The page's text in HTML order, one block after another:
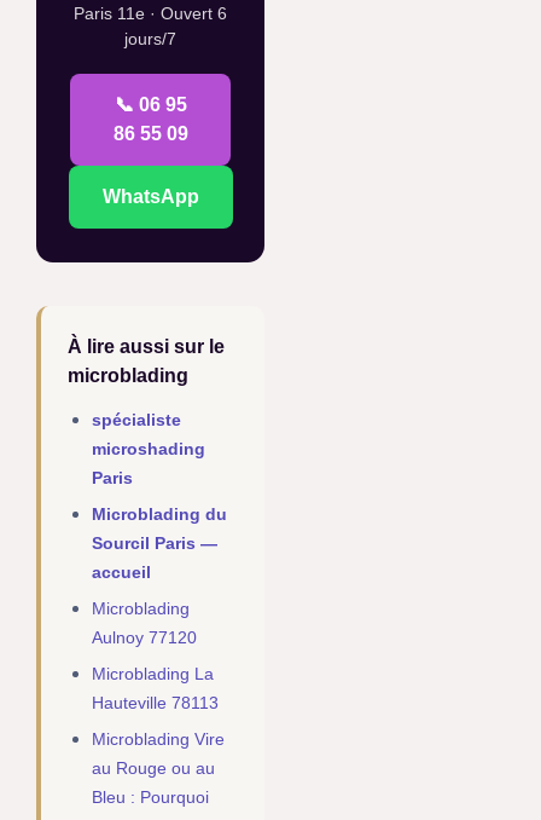
Paris 11e · Ouvert 6
jours/7
📞 06 95
86 55 09
WhatsApp
À lire aussi sur le
microblading
spécialiste
microshading
Paris
Microblading du
Sourcil Paris —
accueil
Microblading
Aulnoy 77120
Microblading La
Hauteville 78113
Microblading Vire
au Rouge ou au
Bleu : Pourquoi